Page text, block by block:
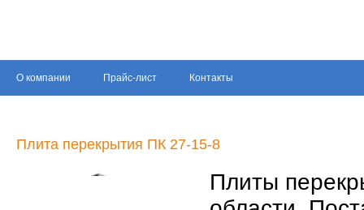
О компании Прайс-лист Контакты
Плита перекрытия ПК 27-15-8
Плиты